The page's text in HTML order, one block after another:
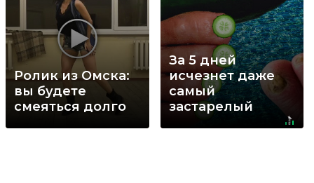
Ролик из Омска:
вы будете
смеяться долго
За 5 дней
исчезнет даже
самый
застарелый